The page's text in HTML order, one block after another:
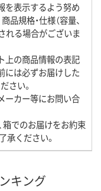
を表示するよう努め
規格・仕様（容量、
れる場合がございま
上の商品情報の表記
には必ずお届けした
さい。
ーカー等にお問い合
箱でのお届けをお約束
承ください。
キング